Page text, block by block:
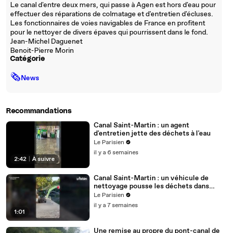
Le canal d'entre deux mers, qui passe à Agen est hors d'eau pour
effectuer des réparations de colmatage et d'entretien d'écluses.
Les fonctionnaires de voies navigables de France en profitent
pour le nettoyer de divers épaves qui pourrissent dans le fond.
Jean-Michel Daguenet
Benoit-Pierre Morin
Catégorie
🗞News
Recommandations
2:42 À suivre
Canal Saint-Martin : un agent
d'entretien jette des déchets à l'eau
Le Parisien
il y a 6 semaines
1:01
Canal Saint-Martin : un véhicule de
nettoyage pousse les déchets dans
l'eau
Le Parisien
il y a 7 semaines
Une remise au propre du pont-canal de